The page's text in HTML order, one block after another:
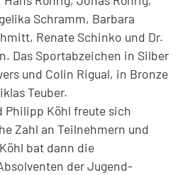
Schramm, Barbara
Renate Schinko und Dr.
Das Sportabzeichen in Silber
und Colin Rigual, in Bronze
Teuber.
Philipp Köhl freute sich
Zahl an Teilnehmern und
bat dann die
der Jugend-